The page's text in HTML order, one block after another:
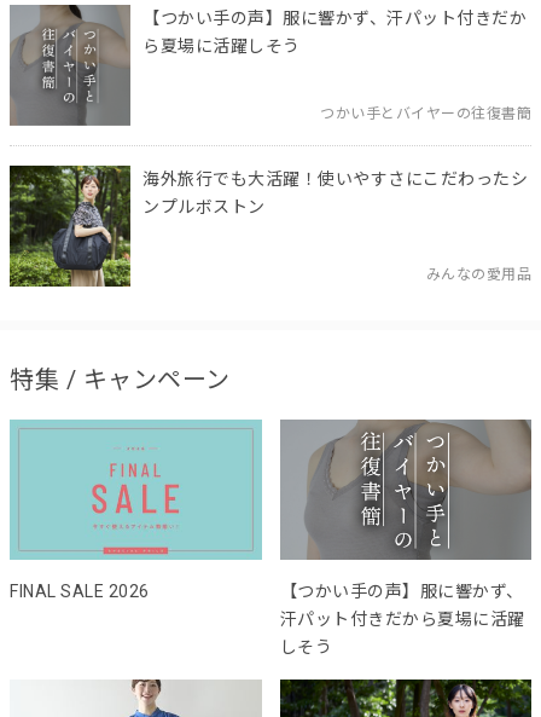
【つかい手の声】服に響かず、汗パット付きだか
ら夏場に活躍しそう
つかい手とバイヤーの往復書簡
海外旅行でも大活躍！使いやすさにこだわったシ
ンプルボストン
みんなの愛用品
特集 / キャンペーン
FINAL SALE 2026
【つかい手の声】服に響かず、
汗パット付きだから夏場に活躍
しそう